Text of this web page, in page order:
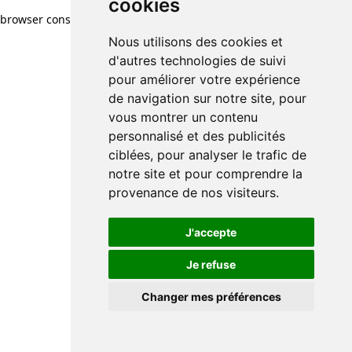
cookies
Nous utilisons des cookies et
d'autres technologies de suivi
pour améliorer votre expérience
de navigation sur notre site, pour
vous montrer un contenu
personnalisé et des publicités
ciblées, pour analyser le trafic de
notre site et pour comprendre la
provenance de nos visiteurs.
J'accepte
Je refuse
Changer mes préférences
browser console for more information)